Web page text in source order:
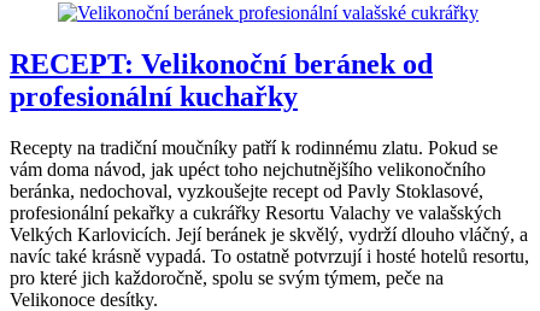
RECEPT: Velikonoční beránek od
profesionální kuchařky
Recepty na tradiční moučníky patří k rodinnému zlatu. Pokud se
vám doma návod, jak upéct toho nejchutnějšího velikonočního
beránka, nedochoval, vyzkoušejte recept od Pavly Stoklasové,
profesionální pekařky a cukrářky Resortu Valachy ve valašských
Velkých Karlovicích. Její beránek je skvělý, vydrží dlouho vláčný, a
navíc také krásně vypadá. To ostatně potvrzují i hosté hotelů resortu,
pro které jich každoročně, spolu se svým týmem, peče na
Velikonoce desítky.